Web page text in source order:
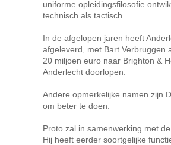
uniforme opleidingsfilosofie
technisch als tactisch.
In de afgelopen jaren heeft
afgeleverd, met Bart Verbruggen
20 miljoen euro naar Brighton &
Anderlecht doorlopen.
Andere opmerkelijke namen zijn
om beter te doen.
Proto zal in samenwerking met
Hij heeft eerder soortgelijke